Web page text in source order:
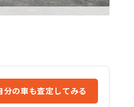
分の車も査定してみる